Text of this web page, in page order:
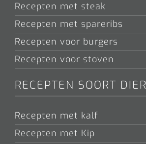
Recepten met steak
Recepten met spareribs
Recepten voor burgers
Recepten voor stoven
RECEPTEN SOORT DIER
Recepten met kalf
Recepten met Kip